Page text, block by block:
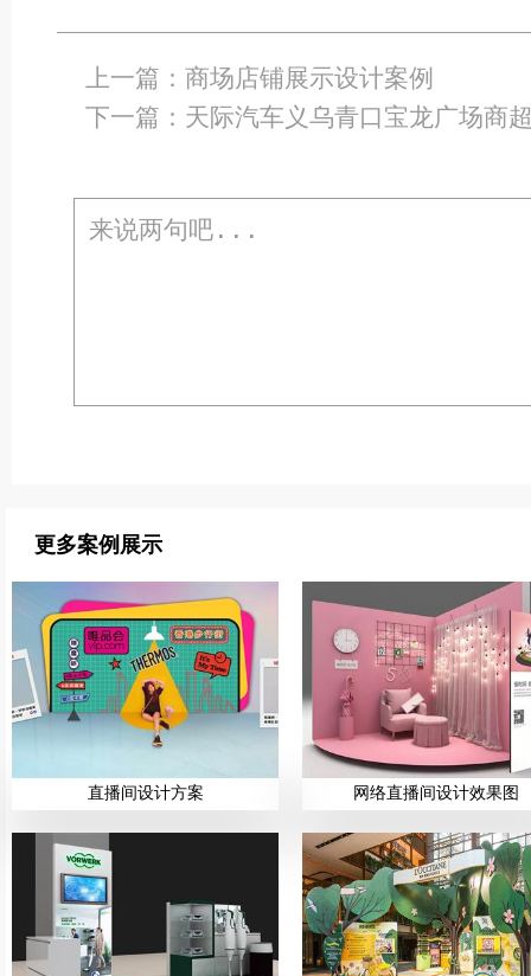
上一篇：商场店铺展示设计案例
下一篇： 天际汽车义乌青口宝龙广场商
更多案例展示
直播间设计方案 网络直播间设计效果图